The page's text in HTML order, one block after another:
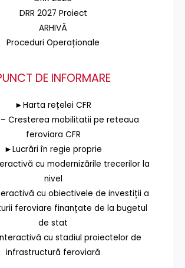
DRR 2027 Proiect
ARHIVĂ
Proceduri Operaționale
DE INFORMARE
►Harta rețelei CFR
Cresterea mobilitatii pe reteaua
feroviara CFR
►Lucrări în regie proprie
cu modernizările trecerilor la
nivel
cu obiectivele de investiții a
feroviare finanțate de la bugetul
de stat
cu stadiul proiectelor de
infrastructură feroviară